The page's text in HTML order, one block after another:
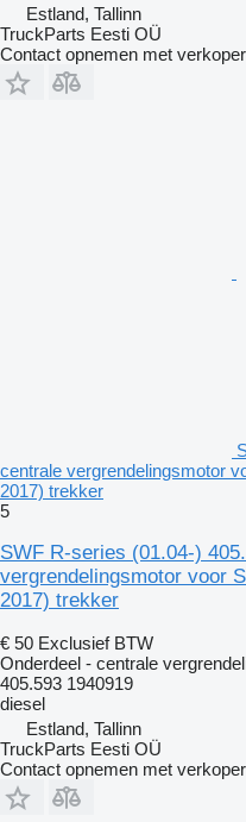
Estland, Tallinn
TruckParts Eesti OÜ
Contact opnemen met verkoper
centrale vergrendelingsmotor
2017) trekker
5
SWF R-series (01.04-)
vergrendelingsmotor voor
2017) trekker
€ 50 Exclusief BTW
Onderdeel - centrale
405.593 1940919
diesel
Estland, Tallinn
TruckParts Eesti OÜ
Contact opnemen met verkoper